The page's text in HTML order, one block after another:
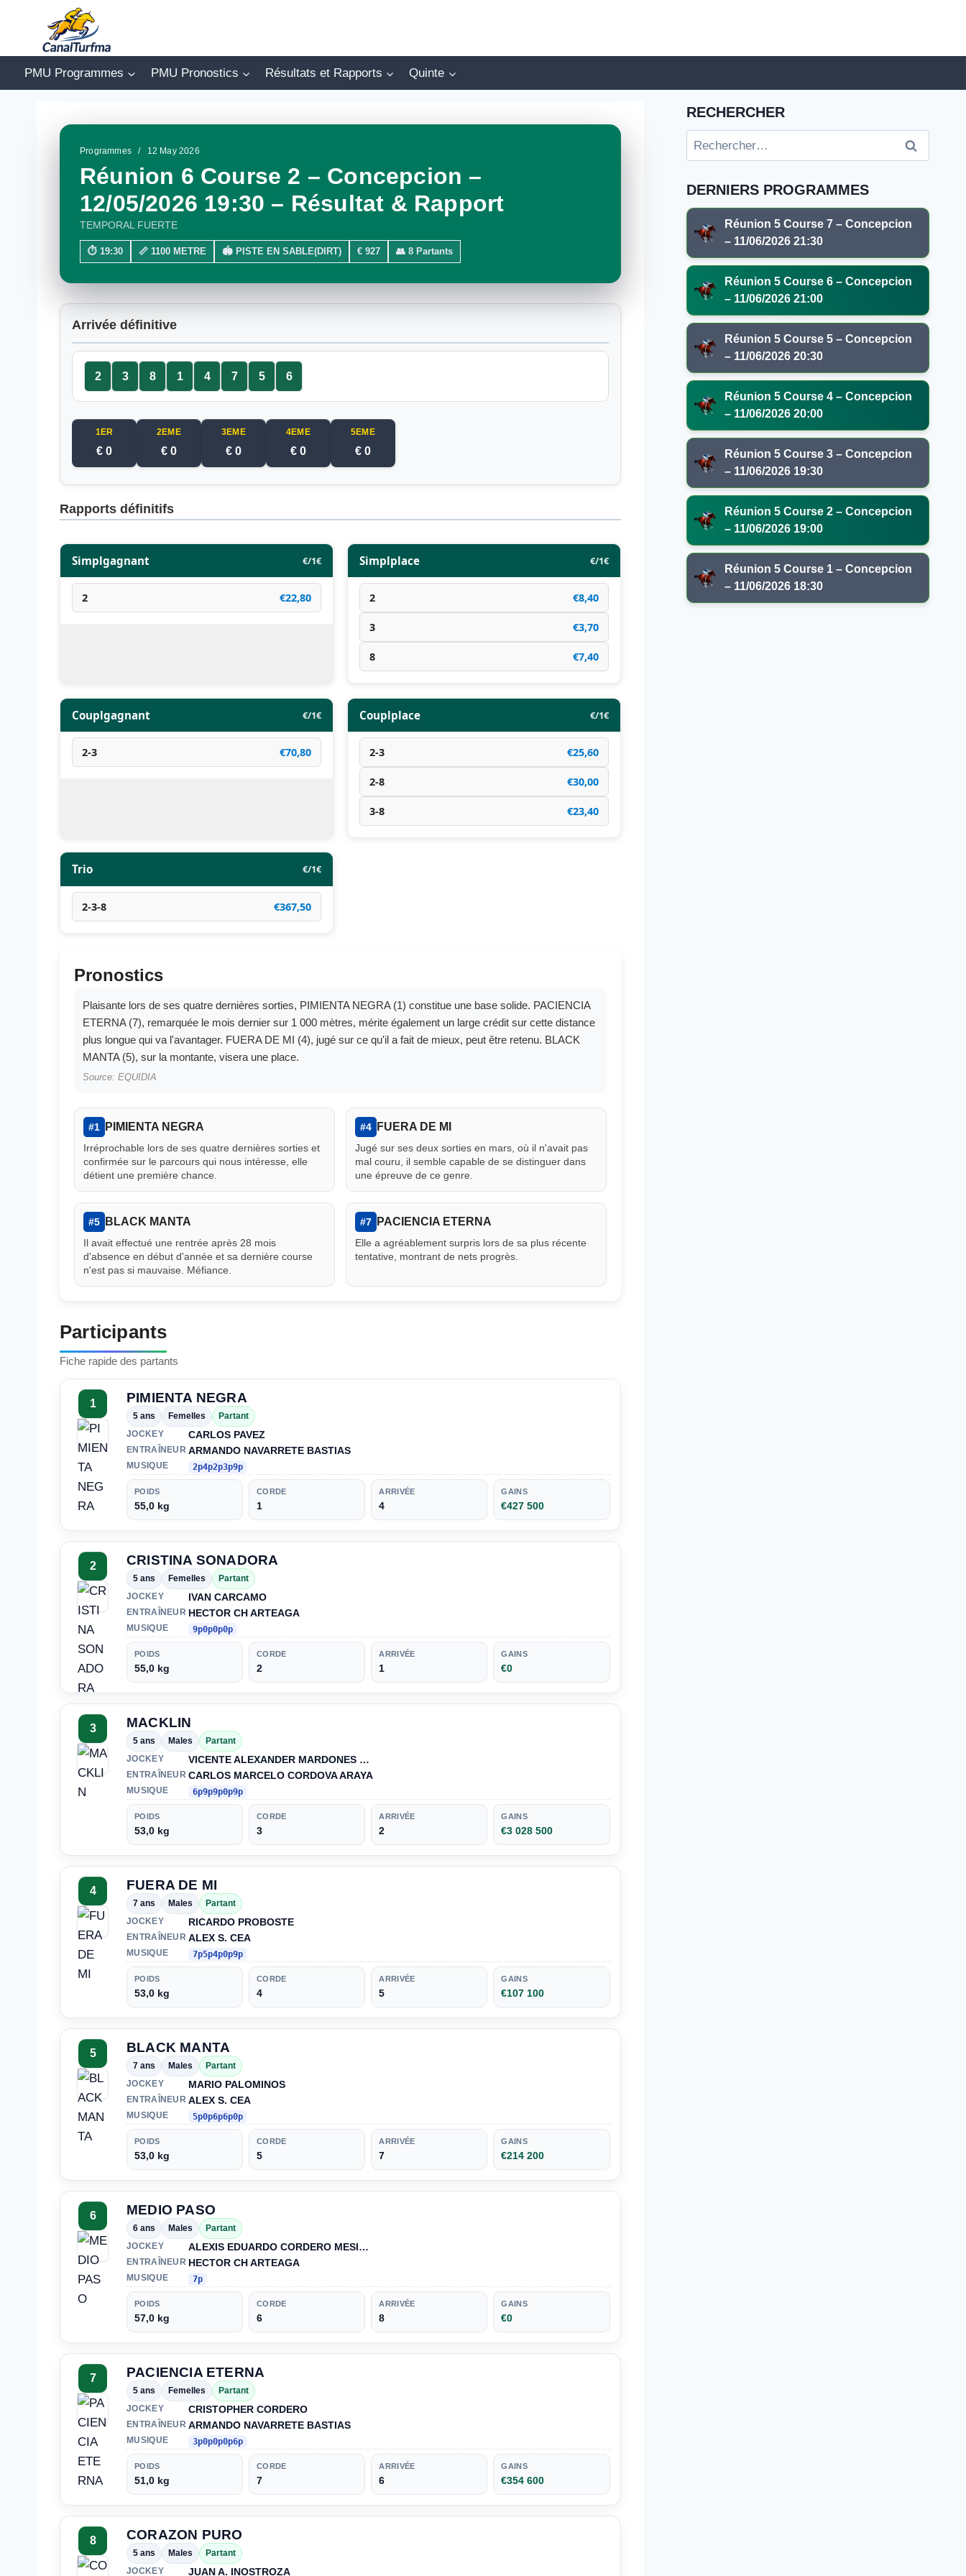
PMU Programmes
PMU Pronostics Résultats et Rapports Quinte
Programmes / 12 May 2026
Réunion 6 Course 2 – Concepcion –
12/05/2026 19:30 – Résultat & Rapport
TEMPORAL FUERTE
⏱ 19:30 📏 1100 METRE 🏟 PISTE EN SABLE(DIRT) € 927 👥 8 Partants
Arrivée définitive
2 3 8 1 4 7 5 6
1ER
€ 0
2EME
€ 0
3EME
€ 0
4EME
€ 0
5EME
€ 0
Rapports définitifs
Simplgagnant €/1€
2 €22,80
Simplplace €/1€
2 €8,40
3 €3,70
8 €7,40
Couplgagnant €/1€
2-3 €70,80
Couplplace €/1€
2-3 €25,60
2-8 €30,00
3-8 €23,40
Trio €/1€
2-3-8 €367,50
Pronostics
Plaisante lors de ses quatre dernières sorties, PIMIENTA NEGRA (1) constitue une base solide. PACIENCIA
ETERNA (7), remarquée le mois dernier sur 1 000 mètres, mérite également un large crédit sur cette distance
plus longue qui va l'avantager. FUERA DE MI (4), jugé sur ce qu'il a fait de mieux, peut être retenu. BLACK
MANTA (5), sur la montante, visera une place.
Source: EQUIDIA
#1 PIMIENTA NEGRA
Irréprochable lors de ses quatre dernières sorties et
confirmée sur le parcours qui nous intéresse, elle
détient une première chance.
#4 FUERA DE MI
Jugé sur ses deux sorties en mars, où il n'avait pas
mal couru, il semble capable de se distinguer dans
une épreuve de ce genre.
#5 BLACK MANTA
Il avait effectué une rentrée après 28 mois
d'absence en début d'année et sa dernière course
n'est pas si mauvaise. Méfiance.
#7 PACIENCIA ETERNA
Elle a agréablement surpris lors de sa plus récente
tentative, montrant de nets progrès.
Participants
Fiche rapide des partants
1 PIMIENTA NEGRA
5 ans Femelles
Partant
JOCKEY
CARLOS PAVEZ
ENTRAÎNEUR ARMANDO NAVARRETE BASTIAS
MUSIQUE 2p4p2p3p9p
POIDS
55,0 kg
CORDE
1
ARRIVÉE
4
GAINS
€427 500
2 CRISTINA SONADORA
5 ans Femelles
Partant
JOCKEY
IVAN CARCAMO
ENTRAÎNEUR HECTOR CH ARTEAGA
MUSIQUE 9p0p0p0p
POIDS
55,0 kg
CORDE
2
ARRIVÉE
1
GAINS
€0
3 MACKLIN
5 ans Males
Partant
JOCKEY
VICENTE ALEXANDER MARDONES …
ENTRAÎNEUR CARLOS MARCELO CORDOVA ARAYA
MUSIQUE 6p9p9p0p9p
POIDS
53,0 kg
CORDE
3
ARRIVÉE
2
GAINS
€3 028 500
4 FUERA DE MI
7 ans Males
Partant
JOCKEY
RICARDO PROBOSTE
ENTRAÎNEUR ALEX S. CEA
MUSIQUE 7p5p4p0p9p
POIDS
53,0 kg
CORDE
4
ARRIVÉE
5
GAINS
€107 100
5 BLACK MANTA
7 ans Males
Partant
JOCKEY
MARIO PALOMINOS
ENTRAÎNEUR ALEX S. CEA
MUSIQUE 5p0p6p6p0p
POIDS
53,0 kg
CORDE
5
ARRIVÉE
7
GAINS
€214 200
6 MEDIO PASO
6 ans Males
Partant
JOCKEY
ALEXIS EDUARDO CORDERO MESI…
ENTRAÎNEUR HECTOR CH ARTEAGA
MUSIQUE 7p
POIDS
57,0 kg
CORDE
6
ARRIVÉE
8
GAINS
€0
7 PACIENCIA ETERNA
5 ans Femelles
Partant
JOCKEY
CRISTOPHER CORDERO
ENTRAÎNEUR ARMANDO NAVARRETE BASTIAS
MUSIQUE 3p0p0p0p6p
POIDS
51,0 kg
CORDE
7
ARRIVÉE
6
GAINS
€354 600
8 CORAZON PURO
5 ans Males
Partant
JOCKEY
JUAN A. INOSTROZA
RECHERCHER
Rechercher :
DERNIERS PROGRAMMES
Réunion 5 Course 7 – Concepcion
– 11/06/2026 21:30
Réunion 5 Course 6 – Concepcion
– 11/06/2026 21:00
Réunion 5 Course 5 – Concepcion
– 11/06/2026 20:30
Réunion 5 Course 4 – Concepcion
– 11/06/2026 20:00
Réunion 5 Course 3 – Concepcion
– 11/06/2026 19:30
Réunion 5 Course 2 – Concepcion
– 11/06/2026 19:00
Réunion 5 Course 1 – Concepcion
– 11/06/2026 18:30